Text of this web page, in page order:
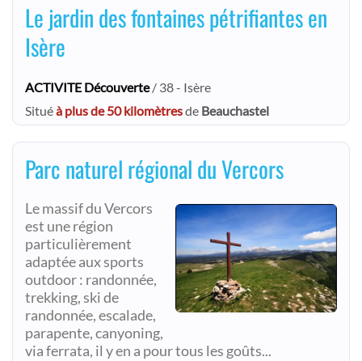
Le jardin des fontaines pétrifiantes en
Isère
ACTIVITE Découverte/ 38 - Isère
Situéà plus de 50 kilomètresde Beauchastel
Parc naturel régional du Vercors
Le massif du Vercors
est une région
particulièrement
adaptée aux sports
outdoor : randonnée,
trekking, ski de
randonnée, escalade,
parapente, canyoning,
via ferrata, il y en a pour tous les goûts...